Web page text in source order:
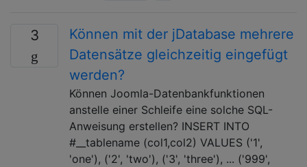
3
Können mit der jDatabase mehrere
Datensätze gleichzeitig eingefügt
werden?
Können Joomla-Datenbankfunktionen
anstelle einer Schleife eine solche SQL-
Anweisung erstellen? INSERT INTO
#__tablename (col1,col2) VALUES ('1',
'one'), ('2', 'two'), ('3', 'three'), ... ('999',